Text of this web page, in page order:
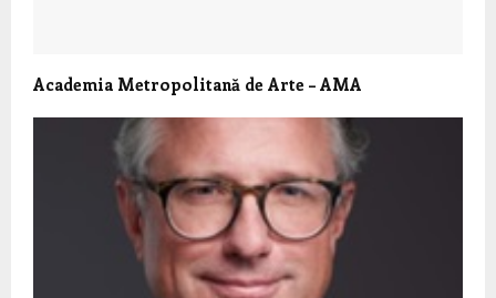
Academia Metropolitană de Arte – AMA